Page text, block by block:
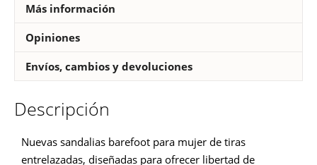
Más información
Opiniones
Envíos, cambios y devoluciones
Descripción
Nuevas sandalias barefoot para mujer de tiras
entrelazadas, diseñadas para ofrecer libertad de